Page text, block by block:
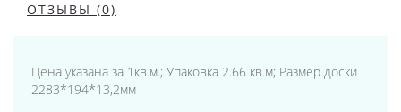
ОТЗЫВЫ (0)
Цена указана за 1кв.м.; Упаковка 2.66 кв.м; Размер доски
2283*194*13,2мм